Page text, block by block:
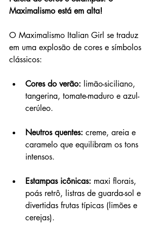
Maximalismo está em alta!
O Maximalismo Italian Girl se traduz
em uma explosão de cores e símbolos
clássicos:
Cores do verão: limão-siciliano,
tangerina, tomate-maduro e azul-
cerúleo.
Neutros quentes: creme, areia e
caramelo que equilibram os tons
intensos.
Estampas icônicas: maxi florais,
poás retrô, listras de guarda-sol e
divertidas frutas típicas (limões e
cerejas).